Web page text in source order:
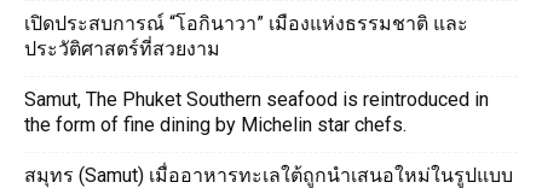
เปิดประสบการณ์ “โอกินาวา” เมืองแห่งธรรมชาติ และ
ประวัติศาสตร์ที่สวยงาม
Samut, The Phuket Southern seafood is reintroduced in
the form of fine dining by Michelin star chefs.
สมุทร (Samut) เมื่ออาหารทะเลใต้ถูกนำเสนอใหม่ในรูปแบบ